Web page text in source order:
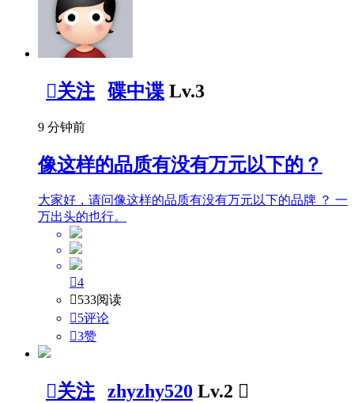
关注 碟中谍 Lv.3
9 分钟前
像这样的品质有没有万元以下的？
大家好，请问像这样的品质有没有万元以下的品牌 ？ 一
万出头的也行。
4
533阅读
5评论
3赞
关注 zhyzhy520 Lv.2 